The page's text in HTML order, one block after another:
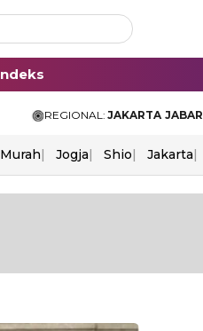
REGIONAL: JAKARTA JABAR
Jogja Shio Jakarta